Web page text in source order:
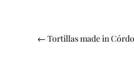
← Tortillas made in